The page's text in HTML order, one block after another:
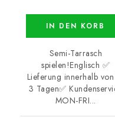
IN DEN KORB
Semi-Tarrasch
spielen!Englisch ✅
Lieferung innerhalb
3 Tagen✅
MON-FRI...